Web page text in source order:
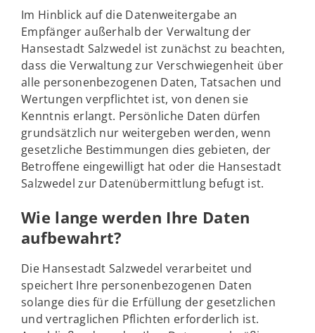
Im Hinblick auf die Datenweitergabe an
Empfänger außerhalb der Verwaltung der
Hansestadt Salzwedel ist zunächst zu beachten,
dass die Verwaltung zur Verschwiegenheit über
alle personenbezogenen Daten, Tatsachen und
Wertungen verpflichtet ist, von denen sie
Kenntnis erlangt. Persönliche Daten dürfen
grundsätzlich nur weitergeben werden, wenn
gesetzliche Bestimmungen dies gebieten, der
Betroffene eingewilligt hat oder die Hansestadt
Salzwedel zur Datenübermittlung befugt ist.
Wie lange werden Ihre Daten
aufbewahrt?
Die Hansestadt Salzwedel verarbeitet und
speichert Ihre personenbezogenen Daten
solange dies für die Erfüllung der gesetzlichen
und vertraglichen Pflichten erforderlich ist.